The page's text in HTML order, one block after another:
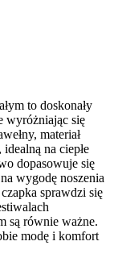
to doskonały
wyróżniając się
materiał
na ciepłe
dopasowuje się
wygodę noszenia
sprawdzi się
są równie ważne.
modę i komfort